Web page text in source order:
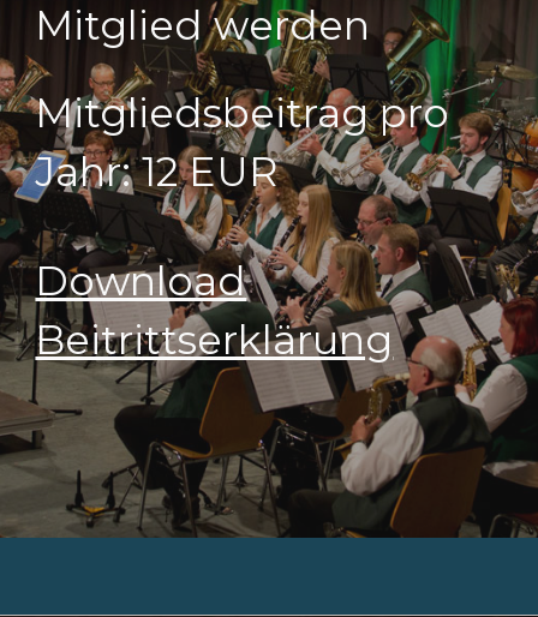
Mitglied werden
Mitgliedsbeitrag pro
Jahr:12 EUR
Download
Beitrittserklärung